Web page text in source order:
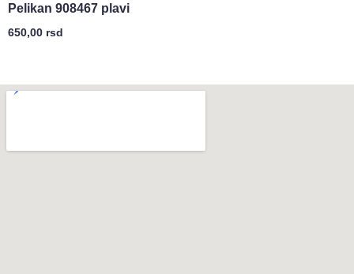
Pelikan 908467 plavi
650,00 rsd